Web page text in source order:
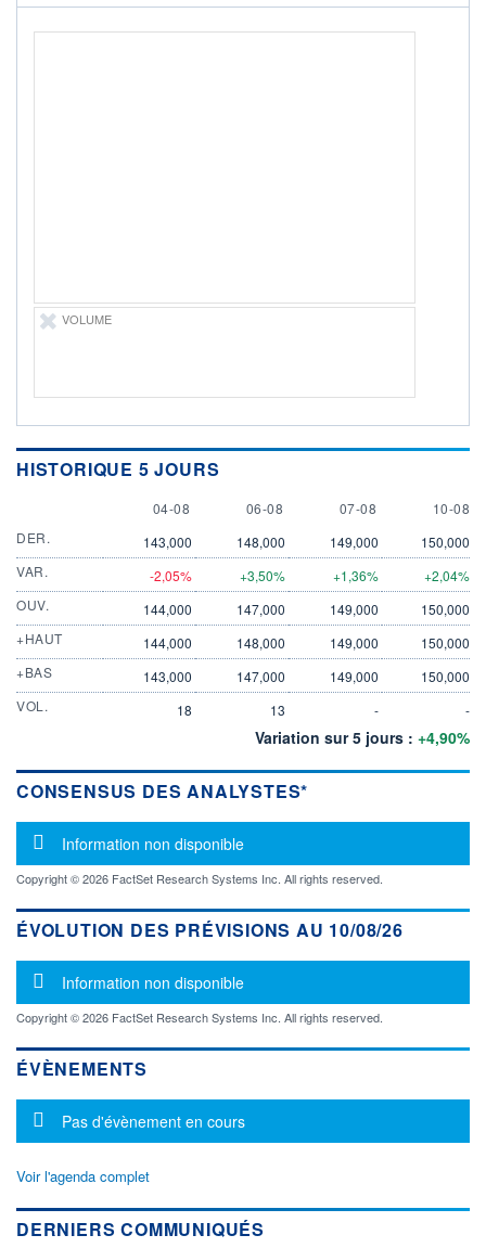
VOLUME
HISTORIQUE 5 JOURS
4 AUGUST
04-08 6 AUGUST
06-08 7 AUGUST
07-08 10
10-08
DER.
143,000 148,000 149,000
150,000
VAR.
-2,05% +3,50% +1,36%
+2,04%
OUV.
144,000 147,000 149,000
150,000
+HAUT
144,000 148,000 149,000
150,000
+BAS
143,000 147,000 149,000
150,000
VOL.
18 13 - -
Variation sur 5 jours : +4,90%
CONSENSUS DES ANALYSTES*
Message d'information
Information non disponible
Copyright © 2026 FactSet Research Systems Inc. All rights reserved.
ÉVOLUTION DES PRÉVISIONS AU 10/08/26
Message d'information
Information non disponible
Copyright © 2026 FactSet Research Systems Inc. All rights reserved.
ÉVÈNEMENTS
Message d'information
Pas d'évènement en cours
Voir l'agenda complet
DERNIERS COMMUNIQUÉS